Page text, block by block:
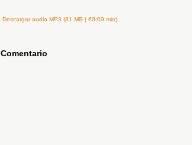
Descargar audio MP3 (81 MB | 60:00 min)
Comentario